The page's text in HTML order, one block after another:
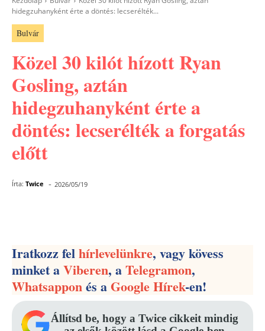
hidegzuhanyként érte a döntés: lecserélték...
Bulvár
Közel 30 kilót hízott Ryan
Gosling, aztán
hidegzuhanyként érte a
döntés: lecserélték a forgatás
előtt
Írta: Twice - 2026/05/19
Iratkozz felhírlevelünkre, vagy kövess
minket aViberen, aTelegramon,
Whatsapponés aGoogle Hírek-en!
Állítsd be, hogy a Twice cikkeit mindig